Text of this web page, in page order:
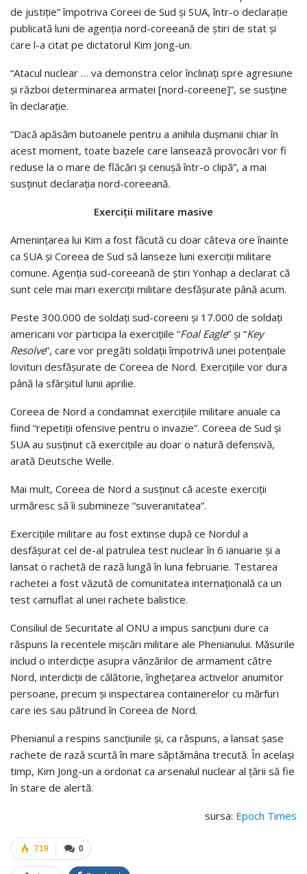
de justiţie” împotriva Coreei de Sud şi SUA, într-o declaraţie
publicată luni de agenţia nord-coreeană de ştiri de stat şi
care l-a citat pe dictatorul Kim Jong-un.
“Atacul nuclear … va demonstra celor înclinaţi spre agresiune
şi război determinarea armatei [nord-coreene]”, se susţine
în declaraţie.
“Dacă apăsăm butoanele pentru a anihila duşmanii chiar în
acest moment, toate bazele care lansează provocări vor fi
reduse la o mare de flăcări şi cenuşă într-o clipă”, a mai
susţinut declaraţia nord-coreeană.
Exerciţii militare masive
Ameninţarea lui Kim a fost făcută cu doar câteva ore înainte
ca SUA şi Coreea de Sud să lanseze luni exerciţii militare
comune. Agenţia sud-coreeană de ştiri Yonhap a declarat că
sunt cele mai mari exerciţii militare desfăşurate până acum.
Peste 300.000 de soldaţi sud-coreeni şi 17.000 de soldaţi
americani vor participa la exerciţiile “Foal Eagle” şi “Key
Resolve”, care vor pregăti soldaţii împotrivă unei potenţiale
lovituri desfăşurate de Coreea de Nord. Exerciţiile vor dura
până la sfârşitul lunii aprilie.
Coreea de Nord a condamnat exerciţiile militare anuale ca
fiind “repetiţii ofensive pentru o invazie”. Coreea de Sud şi
SUA au susţinut că exerciţiile au doar o natură defensivă,
arată Deutsche Welle.
Mai mult, Coreea de Nord a susţinut că aceste exerciţii
urmăresc să îi submineze “suveranitatea”.
Exerciţiile militare au fost extinse după ce Nordul a
desfăşurat cel de-al patrulea test nuclear în 6 ianuarie şi a
lansat o rachetă de rază lungă în luna februarie. Testarea
rachetei a fost văzută de comunitatea internaţională ca un
test camuflat al unei rachete balistice.
Consiliul de Securitate al ONU a impus sancţiuni dure ca
răspuns la recentele mişcări militare ale Phenianului. Măsurile
includ o interdicţie asupra vânzărilor de armament către
Nord, interdicţii de călătorie, îngheţarea activelor anumitor
persoane, precum şi inspectarea containerelor cu mărfuri
care ies sau pătrund în Coreea de Nord.
Phenianul a respins sancţiunile şi, ca răspuns, a lansat şase
rachete de rază scurtă în mare săptămâna trecută. În acelaşi
timp, Kim Jong-un a ordonat ca arsenalul nuclear al ţării să fie
în stare de alertă.
sursa: Epoch Times
0
719